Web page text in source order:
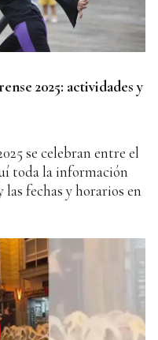
2025: actividades y
se celebran entre el
toda la información
fechas y horarios en